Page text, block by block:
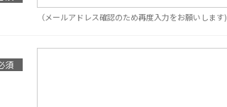
（メールアドレス確認のため再度入力をお願いします)